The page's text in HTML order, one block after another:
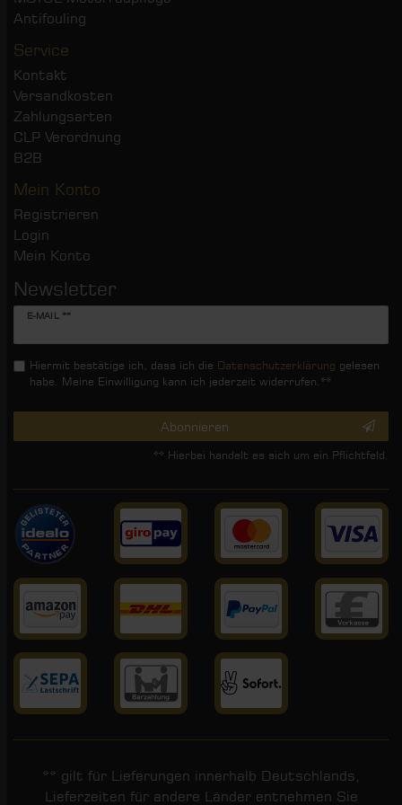
Antifouling
Service
Kontakt
Versandkosten
Zahlungsarten
CLP Verordnung
B2B
Mein Konto
Registrieren
Login
Mein Konto
Newsletter
E-MAIL **
Newsletter
Hiermit bestätige ich, dass ich die Daten­schutz­erklärung gelesen
habe. Meine Einwilligung kann ich jederzeit widerrufen.**
Abonnieren
** Hierbei handelt es sich um ein Pflichtfeld.
** gilt für Lieferungen innerhalb Deutschlands,
Lieferzeiten für andere Länder entnehmen Sie